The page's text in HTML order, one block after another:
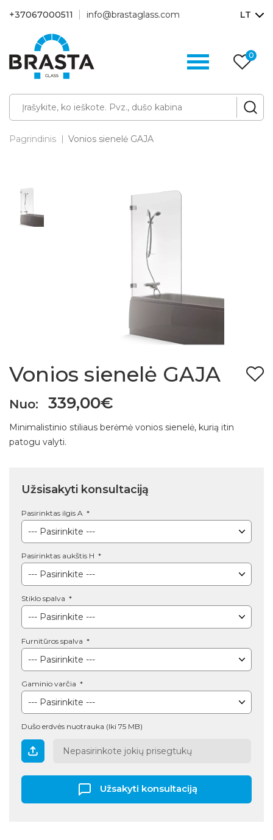
+37067000511 info@brastaglass.com LT
0
Pagrindinis Vonios sienelė GAJA
Vonios sienelė GAJA
Nuo: 339,00€
Minimalistinio stiliaus berėmė vonios sienelė, kurią itin
patogu valyti.
Užsisakyti konsultaciją
Pasirinktas ilgis A
Pasirinktas aukštis H
Stiklo spalva
Furnitūros spalva
Gaminio varčia
Dušo erdvės nuotrauka (Iki 75 MB)
Nepasirinkote jokių prisegtukų
Užsakyti konsultaciją